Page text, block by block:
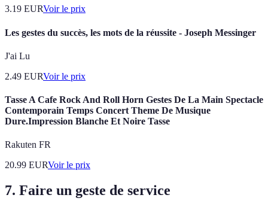
3.19 EURVoir le prix
Les gestes du succès, les mots de la réussite - Joseph Messinger
J'ai Lu
2.49 EURVoir le prix
Tasse A Cafe Rock And Roll Horn Gestes De La Main Spectacle
Contemporain Temps Concert Theme De Musique
Dure.Impression Blanche Et Noire Tasse
Rakuten FR
20.99 EURVoir le prix
7. Faire un geste de service